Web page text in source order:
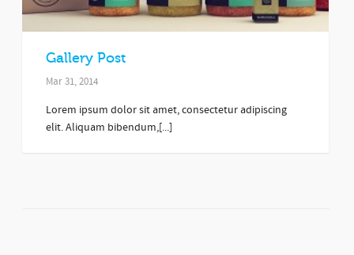
Gallery Post
Mar 31, 2014
Lorem ipsum dolor sit amet, consectetur adipiscing
elit. Aliquam bibendum,[...]